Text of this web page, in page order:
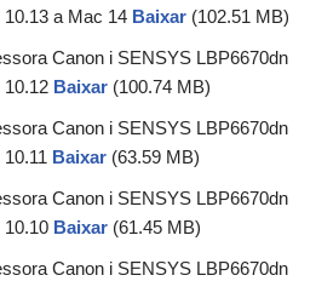
a Mac 14 Baixar (102.51 MB)
Canon i SENSYS LBP6670dn
10.12 Baixar (100.74 MB)
Canon i SENSYS LBP6670dn
Baixar (63.59 MB)
Canon i SENSYS LBP6670dn
10.10 Baixar (61.45 MB)
Canon i SENSYS LBP6670dn